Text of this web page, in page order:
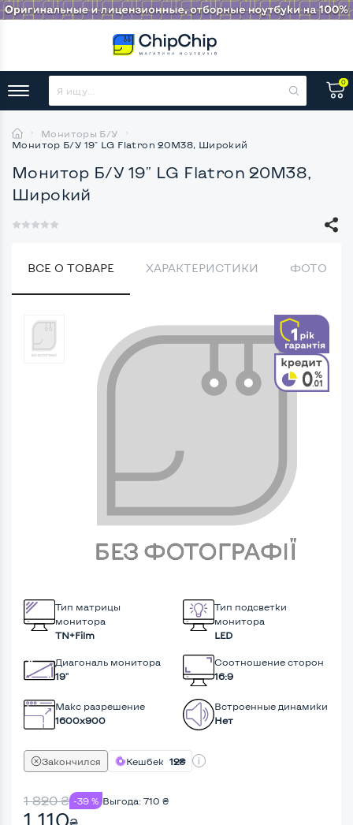
0
Мониторы Б/У
Монитор Б/У 19" LG Flatron 20M38, Широкий
Монитор Б/У 19" LG Flatron 20M38,
Широкий
ВСЕ О ТОВАРЕ ХАРАКТЕРИСТИКИ ФОТО
Тип матрицы
монитора
TN+Film
Тип подсветки
монитора
LED
Диагональ монитора
19"
Соотношение сторон
16:9
Макс разрешение
1600x900
Встроенные динамики
Нет
Закончился Кешбек 12₴
1 820₴ -39 % Выгода: 710 ₴
1 110₴